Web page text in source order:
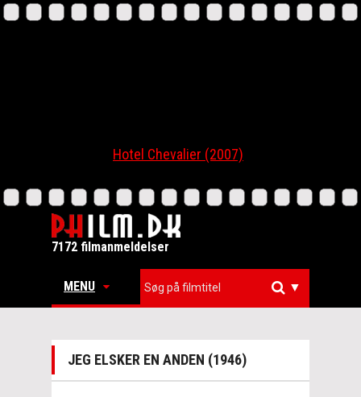
Hotel Chevalier (2007)
7172 filmanmeldelser
MENU ▼
JEG ELSKER EN ANDEN (1946)